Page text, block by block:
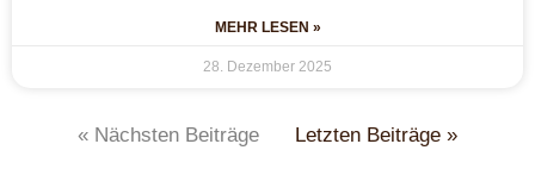
MEHR LESEN »
28. Dezember 2025
« Nächsten Beiträge Letzten Beiträge »